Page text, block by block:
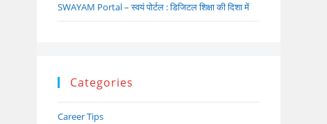
SWAYAM Portal – स्वयं पोर्टल : डिजिटल शिक्षा की दिशा में
Categories
Career Tips